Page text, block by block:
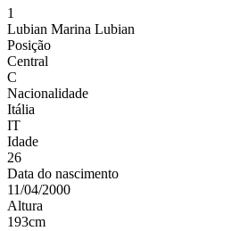
1
Lubian Marina Lubian
Posição
Central
C
Nacionalidade
Itália
IT
Idade
26
Data do nascimento
11/04/2000
Altura
193cm